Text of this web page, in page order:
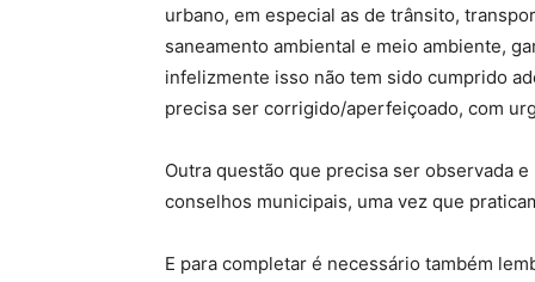
urbano, em especial as de trânsito,
saneamento ambiental e meio ambiente,
infelizmente isso não tem sido cumprido
precisa ser corrigido/aperfeiçoado, com
Outra questão que precisa ser observada
conselhos municipais, uma vez que
E para completar é necessário também